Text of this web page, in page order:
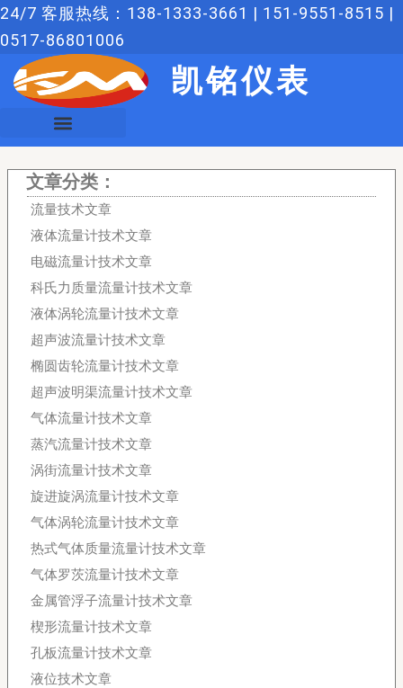
跳
至
24/7 客服热线：138-1333-3661 | 151-9551-8515 |
0517-86801006
凯铭仪表
文章分类：
流量技术文章
液体流量计技术文章
电磁流量计技术文章
科氏力质量流量计技术文章
液体涡轮流量计技术文章
超声波流量计技术文章
椭圆齿轮流量计技术文章
超声波明渠流量计技术文章
气体流量计技术文章
蒸汽流量计技术文章
涡街流量计技术文章
旋进旋涡流量计技术文章
气体涡轮流量计技术文章
热式气体质量流量计技术文章
气体罗茨流量计技术文章
金属管浮子流量计技术文章
楔形流量计技术文章
孔板流量计技术文章
液位技术文章